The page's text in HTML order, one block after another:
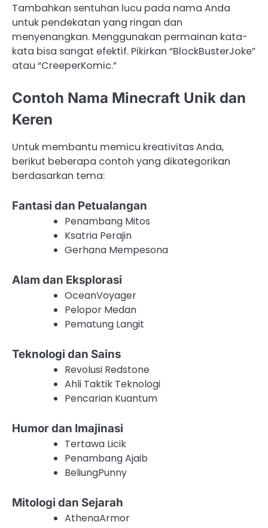
Tambahkan sentuhan lucu pada nama Anda
untuk pendekatan yang ringan dan
menyenangkan. Menggunakan permainan kata-
kata bisa sangat efektif. Pikirkan “BlockBusterJoke”
atau “CreeperKomic.”
Contoh Nama Minecraft Unik dan
Keren
Untuk membantu memicu kreativitas Anda,
berikut beberapa contoh yang dikategorikan
berdasarkan tema:
Fantasi dan Petualangan
Penambang Mitos
Ksatria Perajin
Gerhana Mempesona
Alam dan Eksplorasi
OceanVoyager
Pelopor Medan
Pematung Langit
Teknologi dan Sains
Revolusi Redstone
Ahli Taktik Teknologi
Pencarian Kuantum
Humor dan Imajinasi
Tertawa Licik
Penambang Ajaib
BeliungPunny
Mitologi dan Sejarah
AthenaArmor